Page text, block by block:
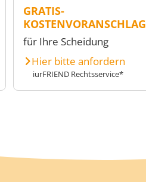
GRATIS-
KOSTENVORANSCHLAG
für Ihre Scheidung
Hier bitte anfordern
iurFRIEND Rechtsservice*